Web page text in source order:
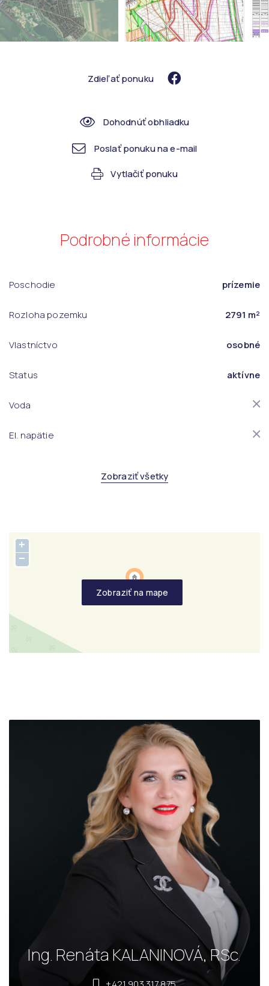
Zdieľať ponuku
Dohodnúť obhliadku
Poslať ponuku na e-mail
Vytlačiť ponuku
Podrobné informácie
Poschodie prízemie
Rozloha pozemku 2791 m²
Vlastníctvo osobné
Status aktívne
Voda
El. napätie
Zobraziť všetky
Zobraziť na mape
+
−
Ing. Renáta KALANINOVÁ, RSc.